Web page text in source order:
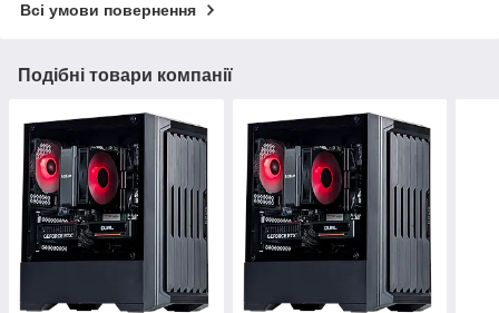
Всі умови повернення
Подібні товари компанії